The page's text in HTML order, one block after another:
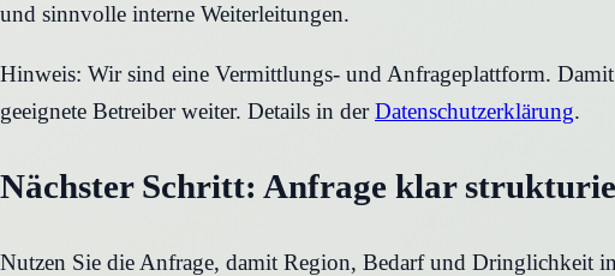
und sinnvolle interne Weiterleitungen.
Hinweis: Wir sind eine Vermittlungs- und Anfrageplattform.
geeignete Betreiber weiter. Details in der Datenschutzerklärung.
Nächster Schritt: Anfrage klar
Nutzen Sie die Anfrage, damit Region, Bedarf und Dringlichkeit in